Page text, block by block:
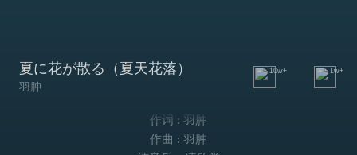
夏に花が散る（夏天花落）
羽肿
10w+ 1w+
作词 : 羽肿
作曲 : 羽肿